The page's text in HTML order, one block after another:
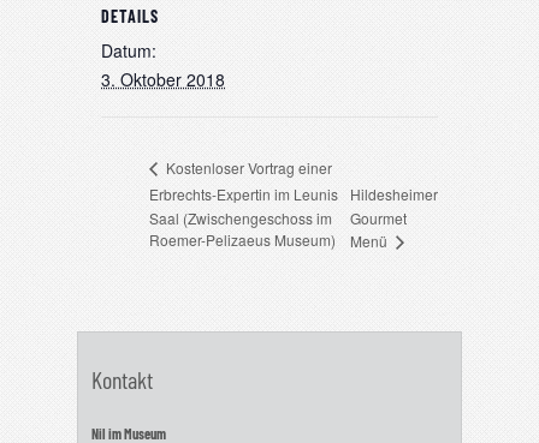
DETAILS
Datum:
3. Oktober 2018
Kostenloser Vortrag einer
Erbrechts-Expertin im Leunis
Saal (Zwischengeschoss im
Roemer-Pelizaeus Museum)
Hildesheimer
Gourmet
Menü
Kontakt
Nil im Museum